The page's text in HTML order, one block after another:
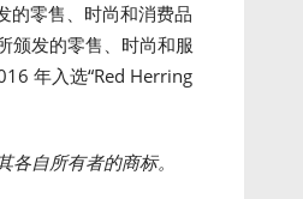
的零售、时尚和消费品
颁发的零售、时尚和服
年入选“Red Herring
自所有者的商标。